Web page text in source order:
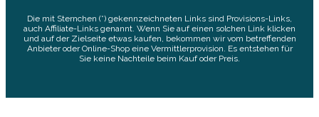
Die mit Sternchen (*) gekennzeichneten Links sind Provisions-Links,
auch Affiliate-Links genannt. Wenn Sie auf einen solchen Link klicken
und auf der Zielseite etwas kaufen, bekommen wir vom betreffenden
Anbieter oder Online-Shop eine Vermittlerprovision. Es entstehen für
Sie keine Nachteile beim Kauf oder Preis.